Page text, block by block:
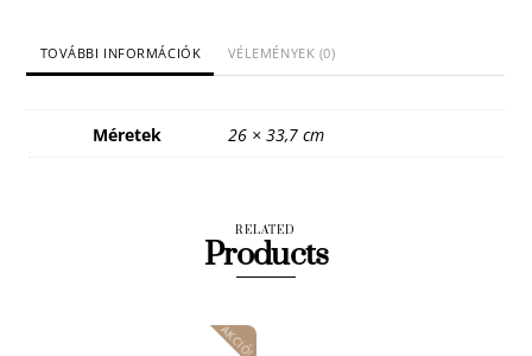
TOVÁBBI INFORMÁCIÓK VÉLEMÉNYEK (0)
Méretek 26 × 33,7 cm
RELATED
Products
AKCIÓ!